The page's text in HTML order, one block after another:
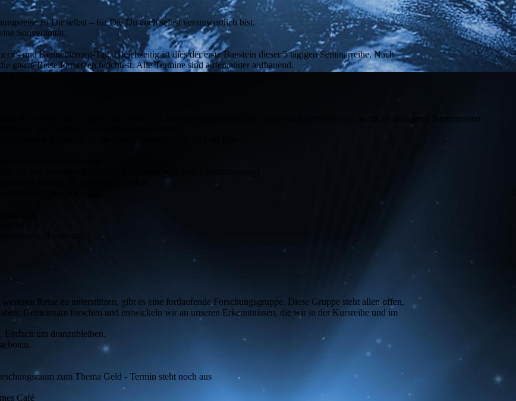
zu Dir selbst – für Die Du auch selbst verantwortlich bist.
Souveränität.
- und Kennenlernen-Tag. Gleichzeitig ist dies der erste Baustein dieser 5 tägigen Seminarreihe. Nach
ganze Reise fortsetzen möchtest. Alle Termine sind aufeinander aufbauend.
Kurs findet an 5 Tagen statt. Wenn Du Interesse daran hast dann melde dich gerne bei mir, wenn es genügend Interessenten
Reise zu unterstützen, gibt es eine fortlaufende Forschungsgruppe. Diese Gruppe steht allen offen,
Gemeinsam forschen und entwickeln wir an unseren Erkenntnissen, die wir in der Kursreihe und im
Einfach um dranzubleiben.
zum Thema Geld - Termin steht noch aus
Café